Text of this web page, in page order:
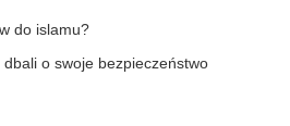
do islamu?
o swoje bezpieczeństwo